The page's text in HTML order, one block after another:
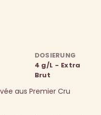
DOSIERUNG
4 g/L - Extra
Brut
aus Premier Cru